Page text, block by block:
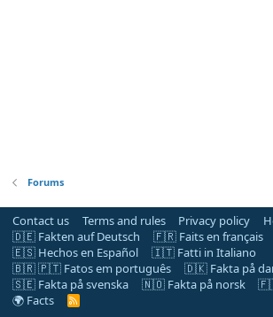
Forums
Contact us Terms and rules Privacy policy
🇩🇪 Fakten auf Deutsch
🇫🇷 Faits en français
🇪🇸 Hechos en Español
🇮🇹 Fatti in Italiano
🇧🇷 🇵🇹 Fatos em português
🇩🇰 Fakta på
🇸🇪 Fakta på svenska
🇳🇴 Fakta på norsk
🌍 Facts
R